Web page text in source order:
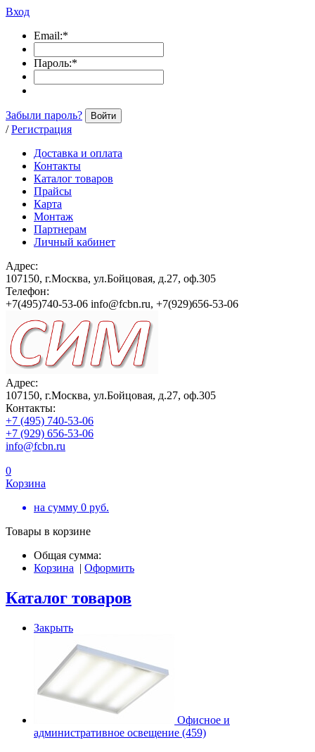
Вход
Email:*
Пароль:*
Забыли пароль? Войти
/ Регистрация
Доставка и оплата
Контакты
Каталог товаров
Прайсы
Карта
Монтаж
Партнерам
Личный кабинет
Адрес:
107150, г.Москва, ул.Бойцовая, д.27, оф.305
Телефон:
+7(495)740-53-06 info@fcbn.ru, +7(929)656-53-06
Адрес:
107150, г.Москва, ул.Бойцовая, д.27, оф.305
Контакты:
+7 (495) 740-53-06
+7 (929) 656-53-06
info@fcbn.ru
0
Корзина
на сумму 0 руб.
Товары в корзине
Общая сумма:
Корзина | Оформить
Каталог товаров
Закрыть
Офисное и
административное освещение (459)